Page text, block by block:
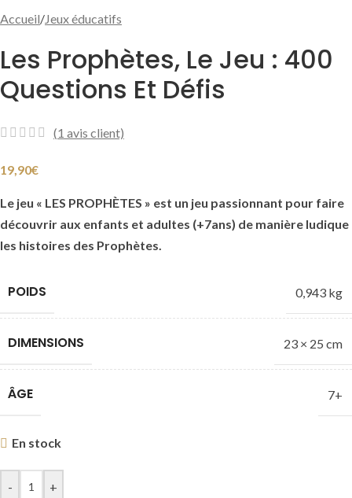
Accueil/Jeux éducatifs
Les Prophètes, Le Jeu : 400
Questions Et Défis
(1 avis client)
19,90€
Le jeu « LES PROPHÈTES » est un jeu passionnant pour faire
découvrir aux enfants et adultes (+7ans) de manière ludique
les histoires des Prophètes.
POIDS 0,943 kg
DIMENSIONS 23 × 25 cm
ÂGE 7+
En stock
- +